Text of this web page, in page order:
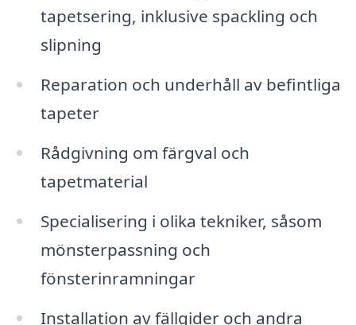
tapetsering, inklusive spackling och
slipning
Reparation och underhåll av befintliga
tapeter
Rådgivning om färgval och
tapetmaterial
Specialisering i olika tekniker, såsom
mönsterpassning och
fönsterinramningar
Installation av fällgider och andra